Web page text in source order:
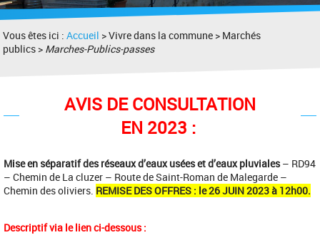
Vous êtes ici :Accueil > Vivre dans la commune > Marchés
publics > Marches-Publics-passes
AVIS DE CONSULTATION
EN 2023 :
Mise en séparatif des réseaux d’eaux usées et d’eaux pluviales– RD94
– Chemin de La cluzer – Route de Saint-Roman de Malegarde –
Chemin des oliviers. REMISE DES OFFRES : le 26 JUIN 2023 à 12h00.
Descriptif via le lien ci-dessous :